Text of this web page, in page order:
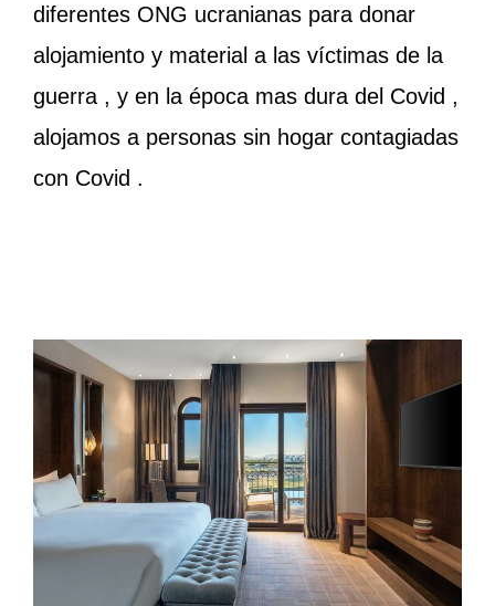
diferentes ONG ucranianas para donar
alojamiento y material a las víctimas de la
guerra , y en la época mas dura del Covid ,
alojamos a personas sin hogar contagiadas
con Covid .